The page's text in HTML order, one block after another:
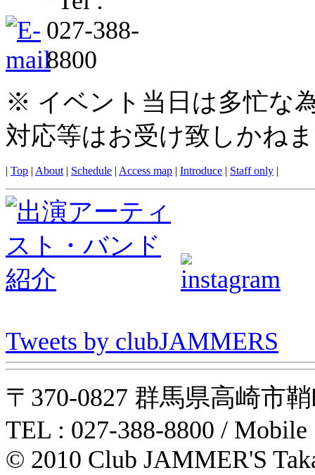
※ イベント当日は多忙な
対応等はお受け致しかね
| Top | About | Schedule | Access map | Introduce | Staff only |
Tweets by clubJAMMERS
〒370-0827 群馬県高崎市
TEL : 027-388-8800 / Mobile
© 2010 Club JAMMER'S